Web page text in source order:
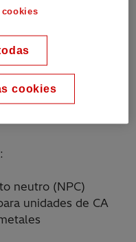
neutro (NPC)
unidades de CA
cookies